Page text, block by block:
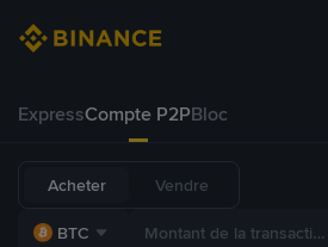
ExpressCompte P2PBloc
Acheter Vendre
BTC